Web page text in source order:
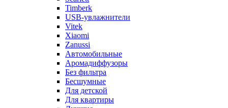
Timberk
USB-увлажнители
Vitek
Xiaomi
Zanussi
Автомобильные
Аромадиффузоры
Без фильтра
Бесшумные
Для детской
Для квартиры